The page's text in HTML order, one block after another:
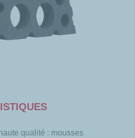
qualité : mousses